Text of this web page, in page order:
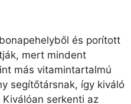
és porított
mert mindent
más vitamintartalmú
segítőtársnak, így kiváló
serkenti az